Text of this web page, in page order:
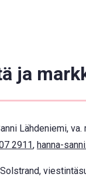
ja
Lähdeniemi,
2911, hanna-